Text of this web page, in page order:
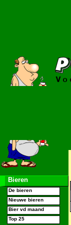
Bieren
De bieren
Nieuwe bieren
Bier vd maand
Top 25